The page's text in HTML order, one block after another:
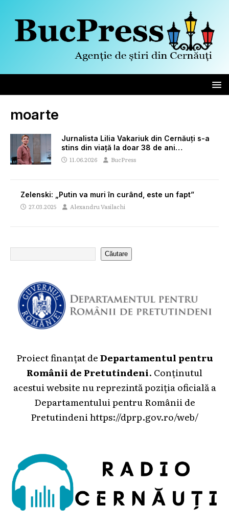
moarte
Jurnalista Lilia Vakariuk din Cernăuți s-a
stins din viață la doar 38 de ani…
11.06.2026 BucPress
Zelenski: „Putin va muri în curând, este un fapt”
27.03.2025 Alexandru Vasilachi
Căutare
Proiect finanțat deDepartamentul pentru
Românii de Pretutindeni. Conținutul
acestui website nu reprezintă poziția oficială a
Departamentului pentru Românii de
Pretutindeni https://dprp.gov.ro/web/